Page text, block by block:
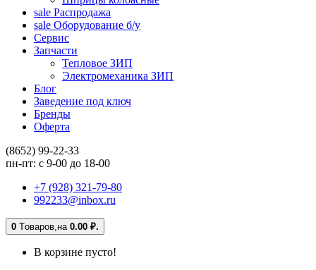
sale Распродажа
sale Оборудование б/у
Сервис
Запчасти
Тепловое ЗИП
Электромеханика ЗИП
Блог
Заведение под ключ
Бренды
Оферта
(8652) 99-22-33
пн-пт: с 9-00 до 18-00
+7 (928) 321-79-80
992233@inbox.ru
0 Tоваров, на 0.00 ₽.
В корзине пусто!